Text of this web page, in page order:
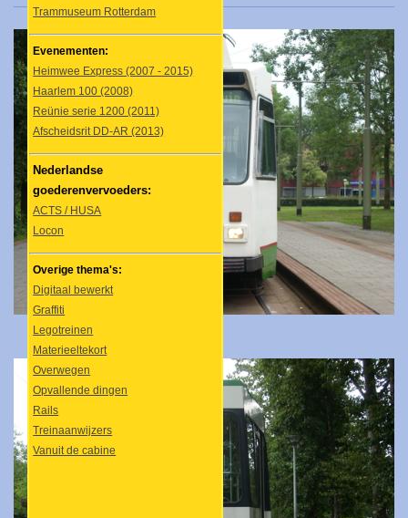
Trammuseum Rotterdam
Evenementen:
Heimwee Express (2007 - 2015)
Haarlem 100 (2008)
Reünie serie 1200 (2011)
Afscheidsrit DD-AR (2013)
Nederlandse
goederenvervoeders:
ACTS / HUSA
Locon
Overige thema's:
Digitaal bewerkt
Graffiti
Legotreinen
Materieeltekort
Overwegen
Opvallende dingen
Rails
Treinaanwijzers
Vanuit de cabine